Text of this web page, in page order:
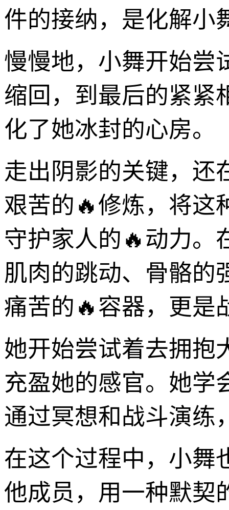
件的接纳，是化解小
慢慢地，小舞开始尝
缩回，到最后的紧紧
化了她冰封的心房。
走出阴影的关键，还
艰苦的🔥修炼，将这
守护家人的🔥动力。
肌肉的跳动、骨骼的
痛苦的🔥容器，更是
她开始尝试着去拥抱
充盈她的感官。她学
通过冥想和战斗演练
在这个过程中，小舞
他成员，用一种默契